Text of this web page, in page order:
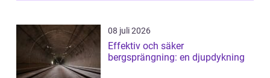
08 juli 2026
Effektiv och säker
bergsprängning: en djupdykning